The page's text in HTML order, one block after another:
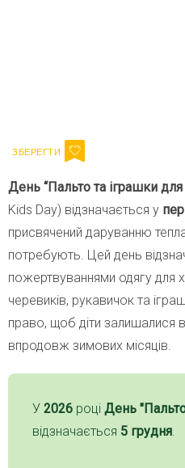
День “Пальто та іграшки для
Kids Day) відзначається у
присвячений даруванню
потребують. Цей день
пожертвуваннями одягу для
черевиків, рукавичок та
право, щоб діти залишалися
впродовж зимових місяців.
У 2026 році День
відзначається 5 грудня.